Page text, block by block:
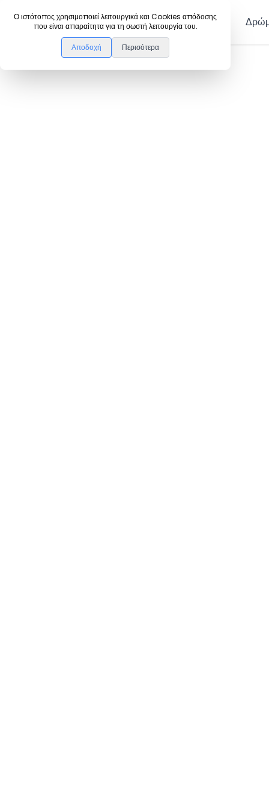
Ο ιστότοπος χρησιμοποιεί λειτουργικά και Cookies απόδοσης
που είναι απαραίτητα για τη σωστή λειτουργία του.
Αποδοχή Περισότερα
DanceLink Μέλη